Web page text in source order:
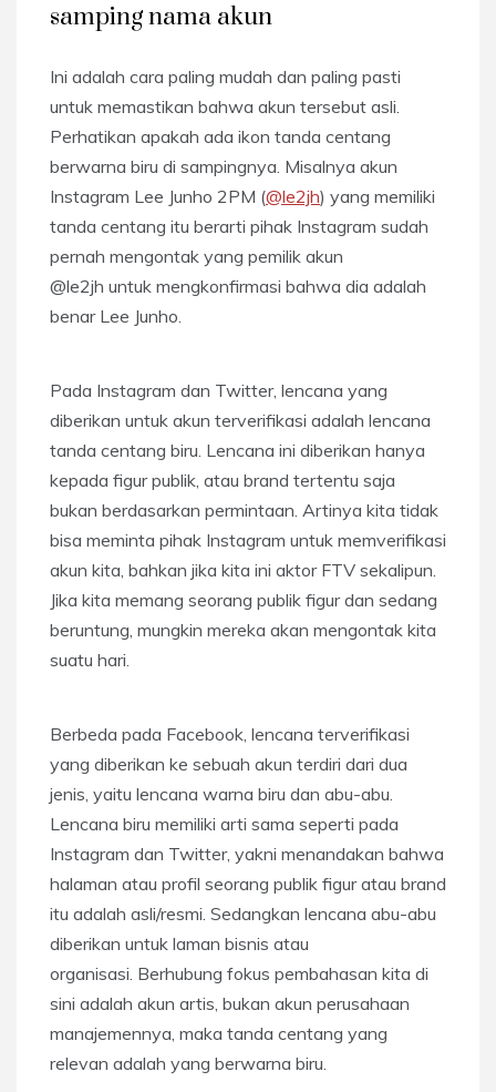
samping nama akun
Ini adalah cara paling mudah dan paling pasti
untuk memastikan bahwa akun tersebut asli.
Perhatikan apakah ada ikon tanda centang
berwarna biru di sampingnya. Misalnya akun
Instagram Lee Junho 2PM (@le2jh) yang memiliki
tanda centang itu berarti pihak Instagram sudah
pernah mengontak yang pemilik akun
@le2jh untuk mengkonfirmasi bahwa dia adalah
benar Lee Junho.
Pada Instagram dan Twitter, lencana yang
diberikan untuk akun terverifikasi adalah lencana
tanda centang biru. Lencana ini diberikan hanya
kepada figur publik, atau brand tertentu saja
bukan berdasarkan permintaan. Artinya kita tidak
bisa meminta pihak Instagram untuk memverifikasi
akun kita, bahkan jika kita ini aktor FTV sekalipun.
Jika kita memang seorang publik figur dan sedang
beruntung, mungkin mereka akan mengontak kita
suatu hari.
Berbeda pada Facebook, lencana terverifikasi
yang diberikan ke sebuah akun terdiri dari dua
jenis, yaitu lencana warna biru dan abu-abu.
Lencana biru memiliki arti sama seperti pada
Instagram dan Twitter, yakni menandakan bahwa
halaman atau profil seorang publik figur atau brand
itu adalah asli/resmi. Sedangkan lencana abu-abu
diberikan untuk laman bisnis atau
organisasi. Berhubung fokus pembahasan kita di
sini adalah akun artis, bukan akun perusahaan
manajemennya, maka tanda centang yang
relevan adalah yang berwarna biru.